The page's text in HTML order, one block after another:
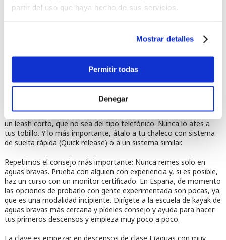
partir del uso que haya hecho de sus servicios.
Mostrar detalles
Permitir todas
Denegar
Leash específico para SUP en aguas bravas
Hemos dejado el tema más controvertido para el final. Algunos
no los recomiendan pero son muy necesarios. Recomendamos
un leash corto, que no sea del tipo telefónico. Nunca lo ates a
tus tobillo. Y lo más importante, átalo a tu chaleco con sistema
de suelta rápida (Quick release) o a un sistema similar.
Repetimos el consejo más importante: Nunca remes solo en
aguas bravas. Prueba con alguien con experiencia y, si es posible,
haz un curso con un monitor certificado. En España, de momento
las opciones de probarlo con gente experimentada son pocas, ya
que es una modalidad incipiente. Dirígete a la escuela de kayak de
aguas bravas más cercana y pídeles consejo y ayuda para hacer
tus primeros descensos y empieza muy poco a poco.